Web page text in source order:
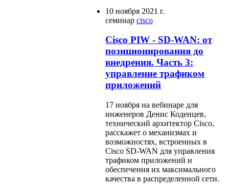
10 ноября 2021 г.
семинар cisco
Cisco PIW - SD-WAN: от
позиционирования до
внедрения. Часть 3:
управление трафиком
приложений
17 ноября на вебинаре для
инженеров Денис Коденцев,
технический архитектор Cisco,
расскажет о механизмах и
возможностях, встроенных в
Cisco SD-WAN для управления
трафиком приложений и
обеспечения их максимального
качества в распределенной сети.